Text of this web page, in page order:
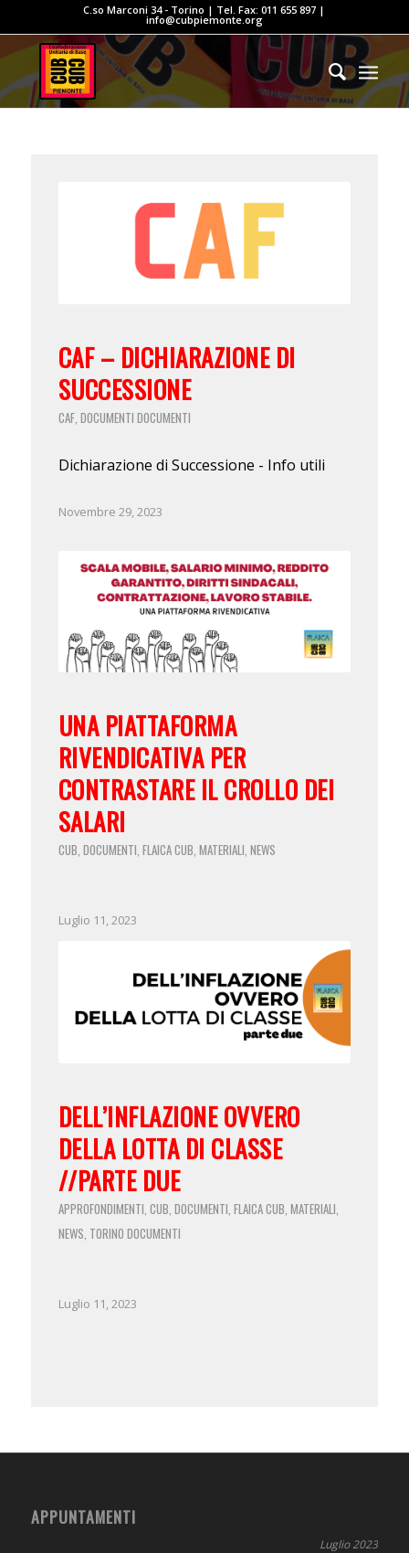
C.so Marconi 34 - Torino | Tel. Fax: 011 655 897 |
info@cubpiemonte.org
CAF – DICHIARAZIONE DI
SUCCESSIONE
CAF, DOCUMENTI DOCUMENTI
Dichiarazione di Successione - Info utili
Novembre 29, 2023
UNA PIATTAFORMA
RIVENDICATIVA PER
CONTRASTARE IL CROLLO DEI
SALARI
CUB, DOCUMENTI, FLAICA CUB, MATERIALI, NEWS
Luglio 11, 2023
DELL’INFLAZIONE OVVERO
DELLA LOTTA DI CLASSE
//PARTE DUE
APPROFONDIMENTI, CUB, DOCUMENTI, FLAICA CUB, MATERIALI,
NEWS, TORINO DOCUMENTI
Luglio 11, 2023
APPUNTAMENTI
Luglio 2023